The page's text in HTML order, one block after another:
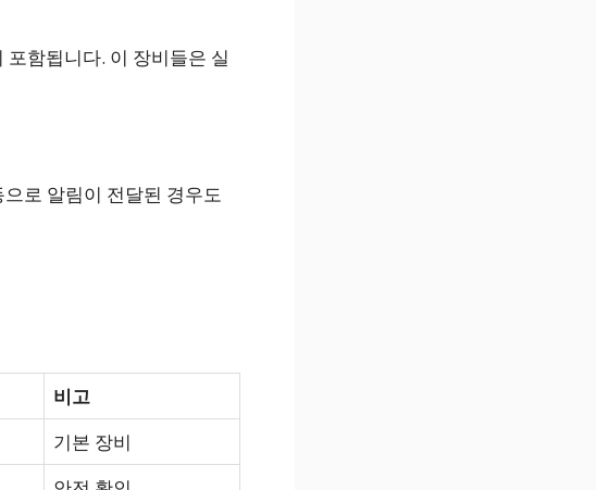
함됩니다. 이 장비들은 실
로 알림이 전달된 경우도
비고
기본 장비